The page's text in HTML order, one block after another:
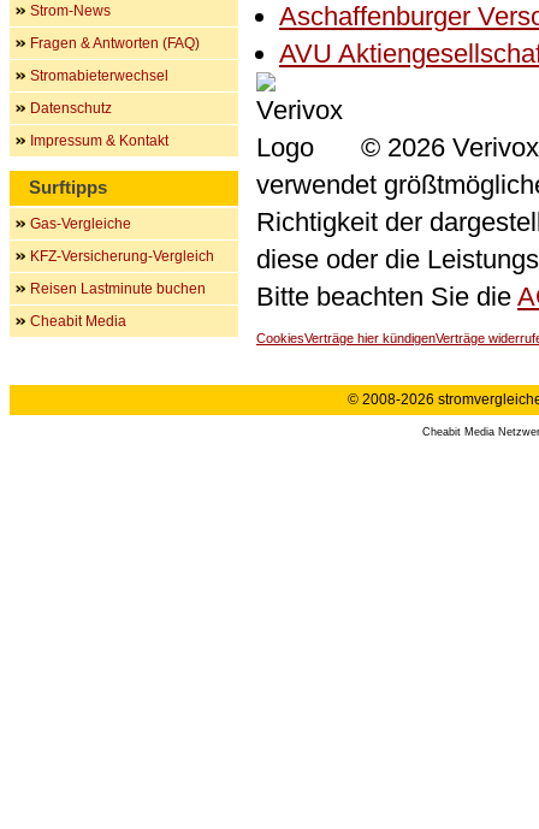
Aschaffenburger
AVU
© 2026
verwendet
Richtigkeit der
diese oder die
Bitte beachten Sie die
CookiesVerträge hier kündigenVerträge
Strom-News
Fragen & Antworten (FAQ)
Stromabieterwechsel
Datenschutz
Impressum & Kontakt
Surftipps
Gas-Vergleiche
KFZ-Versicherung-Vergleich
Reisen Lastminute buchen
Cheabit Media
© 2008-2026
Cheabit Media